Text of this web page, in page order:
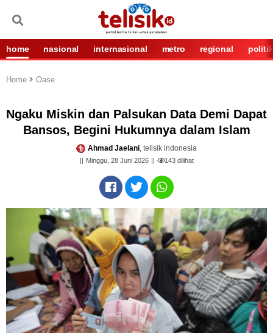
home nasional internasional metro regional politik
Home Oase
Ngaku Miskin dan Palsukan Data Demi Dapat
Bansos, Begini Hukumnya dalam Islam
Ahmad Jaelani, telisik indonesia
Minggu, 28 Juni 2026 143dilihat